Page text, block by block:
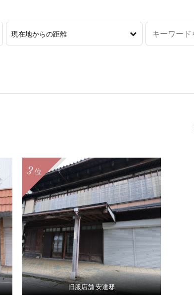
現在地からの距離
位
3
旧服店舗 安達邸